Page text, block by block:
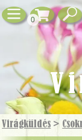
0
Virágküldés >